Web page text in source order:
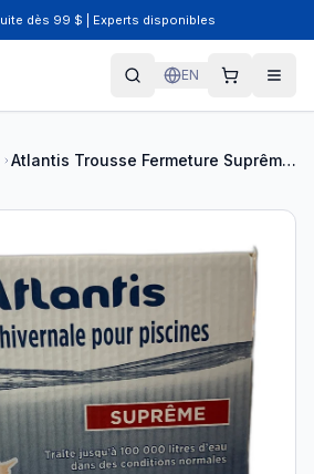
dès 99 $ | Experts disponibles
EN
Atlantis Trousse Fermeture Suprême 100 000L | 80GTF02